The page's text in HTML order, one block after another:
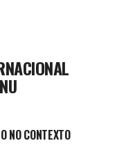
NO CONTEXTO